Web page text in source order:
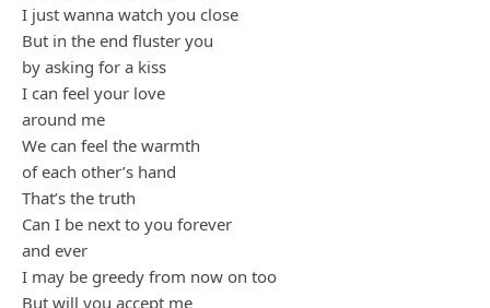
I just wanna watch you close
But in the end fluster you
by asking for a kiss
I can feel your love
around me
We can feel the warmth
of each other’s hand
That’s the truth
Can I be next to you forever
and ever
I may be greedy from now on too
But will you accept me